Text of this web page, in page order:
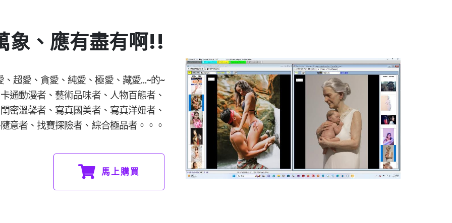
象、應有盡有啊!!
超愛、貪愛、純愛、極愛、藏愛…~的~
通動漫者、藝術品味者、人物百態者、
密溫馨者、寫真國美者、寫真洋妞者、
意者、找寶探險者、綜合極品者。。。
馬上購買